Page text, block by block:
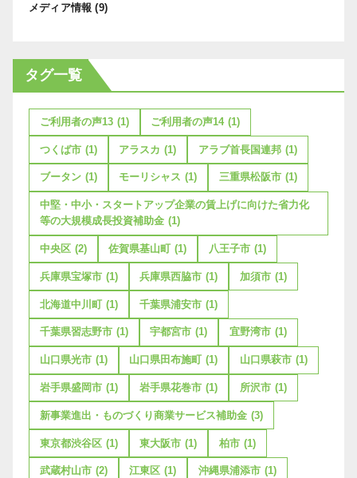
メディア情報 (9)
タグ一覧
ご利用者の声13 (1) ご利用者の声14 (1)
つくば市 (1) アラスカ (1) アラブ首長国連邦 (1)
ブータン (1) モーリシャス (1) 三重県松阪市 (1)
中堅・中小・スタートアップ企業の賃上げに向けた省力化
等の大規模成長投資補助金 (1)
中央区 (2) 佐賀県基山町 (1) 八王子市 (1)
兵庫県宝塚市 (1) 兵庫県西脇市 (1) 加須市 (1)
北海道中川町 (1) 千葉県浦安市 (1)
千葉県習志野市 (1) 宇都宮市 (1) 宜野湾市 (1)
山口県光市 (1) 山口県田布施町 (1) 山口県萩市 (1)
岩手県盛岡市 (1) 岩手県花巻市 (1) 所沢市 (1)
新事業進出・ものづくり商業サービス補助金 (3)
東京都渋谷区 (1) 東大阪市 (1) 柏市 (1)
武蔵村山市 (2) 江東区 (1) 沖縄県浦添市 (1)